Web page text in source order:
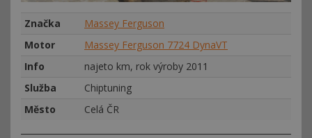
Značka
Massey Ferguson
Motor
Massey Ferguson 7724 DynaVT
Info
najeto km, rok výroby 2011
Služba
Chiptuning
Město
Celá ČR